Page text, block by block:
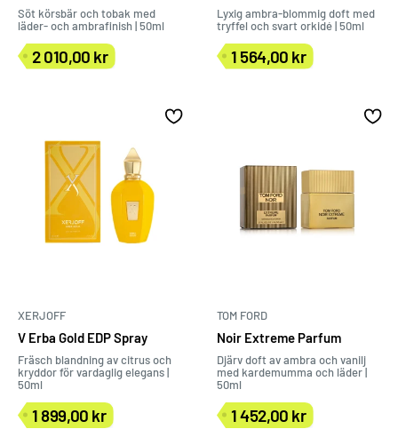
Söt körsbär och tobak med
läder- och ambrafinish | 50ml
Försäljningspris
2 010,00 kr
Lyxig ambra-blommig doft med
tryffel och svart orkidé | 50ml
Försäljningspris
1 564,00 kr
XERJOFF
V Erba Gold EDP Spray
Fräsch blandning av citrus och
kryddor för vardaglig elegans |
50ml
Försäljningspris
1 899,00 kr
TOM FORD
Noir Extreme Parfum
Djärv doft av ambra och vanilj
med kardemumma och läder |
50ml
Försäljningspris
1 452,00 kr